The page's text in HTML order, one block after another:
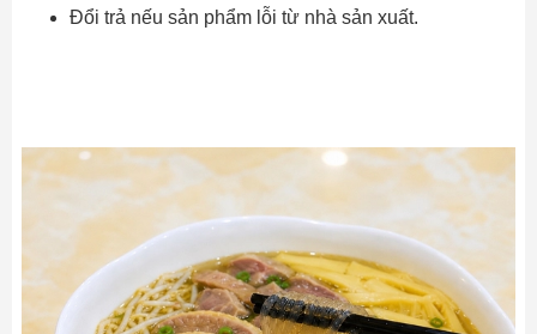
Đổi trả nếu sản phẩm lỗi từ nhà sản xuất.